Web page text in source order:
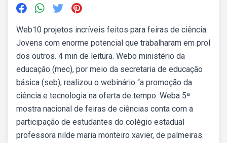
Web10 projetos incríveis feitos para feiras de ciência.
Jovens com enorme potencial que trabalharam em prol
dos outros. 4 min de leitura. Webo ministério da
educação (mec), por meio da secretaria de educação
básica (seb), realizou o webinário “a promoção da
ciência e tecnologia na oferta de tempo. Weba 5ª
mostra nacional de feiras de ciências conta com a
participação de estudantes do colégio estadual
professora nilde maria monteiro xavier, de palmeiras.